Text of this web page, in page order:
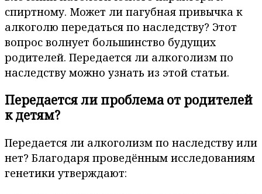
спиртному. Может ли пагубная привычка к
алкоголю передаться по наследству? Этот
вопрос волнует большинство будущих
родителей. Передается ли алкоголизм по
наследству можно узнать из этой статьи.
Передается ли проблема от родителей
к детям?
Передается ли алкоголизм по наследству или
нет? Благодаря проведённым исследованиям
генетики утверждают: